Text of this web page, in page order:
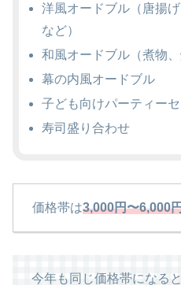
洋風オードブル（唐揚
など）
和風オードブル（煮物
幕の内風オードブル
子ども向けパーティーセ
寿司盛り合わせ
価格帯は3,000円〜6,000
今年も同じ価格帯になる